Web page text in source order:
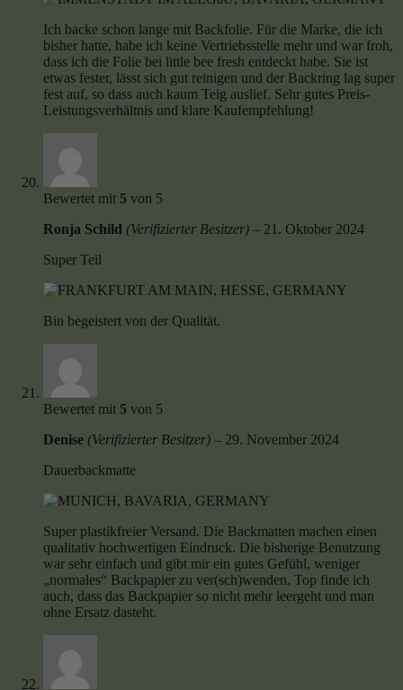
Ich backe schon lange mit Backfolie. Für die Marke, die ich
bisher hatte, habe ich keine Vertriebsstelle mehr und war froh,
dass ich die Folie bei little bee fresh entdeckt habe. Sie ist
etwas fester, lässt sich gut reinigen und der Backring lag super
fest auf, so dass auch kaum Teig auslief. Sehr gutes Preis-
Leistungsverhältnis und klare Kaufempfehlung!
Bewertet mit 5 von 5
Ronja Schild (Verifizierter Besitzer) – 21. Oktober 2024
Super Teil
Bin begeistert von der Qualität.
Bewertet mit 5 von 5
Denise (Verifizierter Besitzer) – 29. November 2024
Dauerbackmatte
Super plastikfreier Versand. Die Backmatten machen einen
qualitativ hochwertigen Eindruck. Die bisherige Benutzung
war sehr einfach und gibt mir ein gutes Gefühl, weniger
„normales“ Backpapier zu ver(sch)wenden. Top finde ich
auch, dass das Backpapier so nicht mehr leergeht und man
ohne Ersatz dasteht.